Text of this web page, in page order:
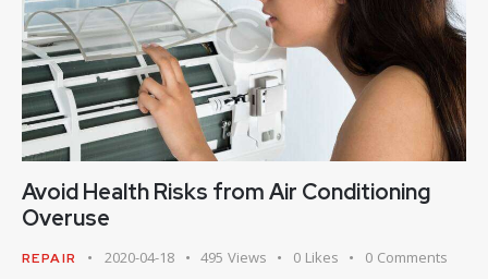
Avoid Health Risks from Air Conditioning
Overuse
REPAIR 2020-04-18 495 Views 0 Likes 0 Comments